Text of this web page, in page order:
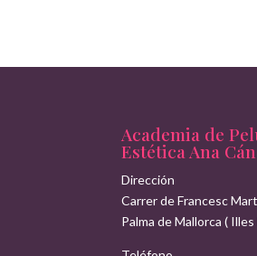
Academia de
Estética Ana
Dirección
Carrer de Francesc
Palma de Mallorca ( Illes